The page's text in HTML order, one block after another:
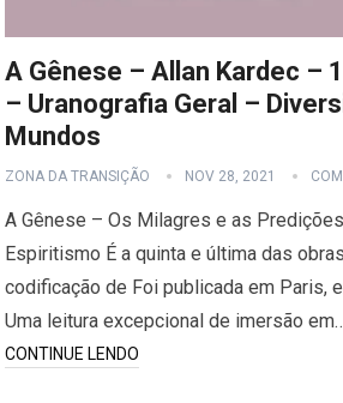
A Gênese – Allan Kardec –
– Uranografia Geral –
Mundos
ZONA DA TRANSIÇÃO NOV 28, 2021
A Gênese – Os Milagres e as
Espiritismo É a quinta e última das
codificação de Foi publicada em Paris,
Uma leitura excepcional de imersão
CONTINUE LENDO